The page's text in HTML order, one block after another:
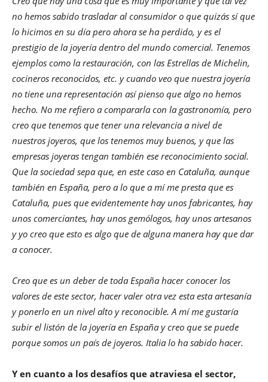
no hemos sabido trasladar al consumidor o que quizás sí que
lo hicimos en su día pero ahora se ha perdido, y es el
prestigio de la joyería dentro del mundo comercial. Tenemos
ejemplos como la restauración, con las Estrellas de Michelin,
cocineros reconocidos, etc. y cuando veo que nuestra joyería
no tiene una representación así pienso que algo no hemos
hecho. No me refiero a compararla con la gastronomía, pero
creo que tenemos que tener una relevancia a nivel de
nuestros joyeros, que los tenemos muy buenos, y que las
empresas joyeras tengan también ese reconocimiento social.
Que la sociedad sepa que, en este caso en Cataluña, aunque
también en España, pero a lo que a mí me presta que es
Cataluña, pues que evidentemente hay unos fabricantes, hay
unos comerciantes, hay unos gemólogos, hay unos artesanos
y yo creo que esto es algo que de alguna manera hay que dar
a conocer.
Creo que es un deber de toda España hacer conocer los
valores de este sector, hacer valer otra vez esta esta artesanía
y ponerlo en un nivel alto y reconocible. A mí me gustaría
subir el listón de la joyería en España y creo que se puede
porque somos un país de joyeros. Italia lo ha sabido hacer.
Y en cuanto a los desafíos que atraviesa el sector,